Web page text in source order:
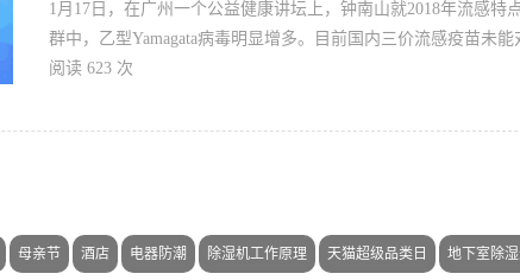
1月17日，在广州一个公益健康讲坛上，钟南山就2018年流感
群中，乙型Yamagata病毒明显增多。目前国内三价流感疫苗未
阅读 623 次
母亲节 酒店 电器防潮 除湿机工作原理 天猫超级品类日 地下室除